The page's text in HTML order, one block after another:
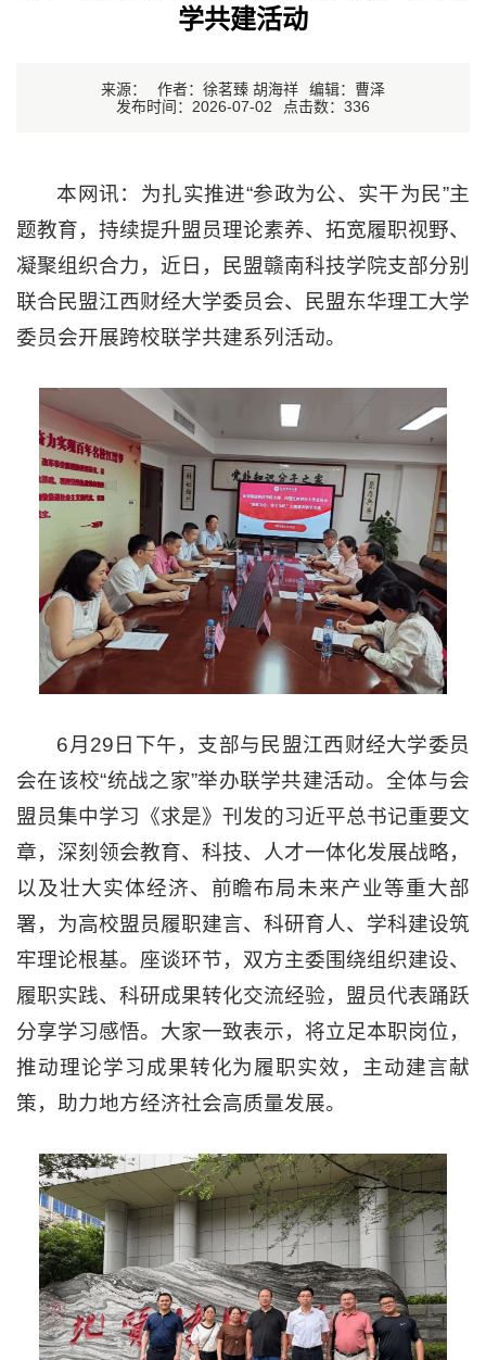
学共建活动
来源： 作者：徐茗臻 胡海祥
编辑：曹泽
发布时间：2026-07-02
点击数： 336
本网讯：为扎实推进“参政为公、实干为民”主
题教育，持续提升盟员理论素养、拓宽履职视野、
凝聚组织合力，近日，民盟赣南科技学院支部分别
联合民盟江西财经大学委员会、民盟东华理工大学
委员会开展跨校联学共建系列活动。
6月29日下午，支部与民盟江西财经大学委员
会在该校“统战之家”举办联学共建活动。全体与会
盟员集中学习《求是》刊发的习近平总书记重要文
章，深刻领会教育、科技、人才一体化发展战略，
以及壮大实体经济、前瞻布局未来产业等重大部
署，为高校盟员履职建言、科研育人、学科建设筑
牢理论根基。座谈环节，双方主委围绕组织建设、
履职实践、科研成果转化交流经验，盟员代表踊跃
分享学习感悟。大家一致表示，将立足本职岗位，
推动理论学习成果转化为履职实效，主动建言献
策，助力地方经济社会高质量发展。